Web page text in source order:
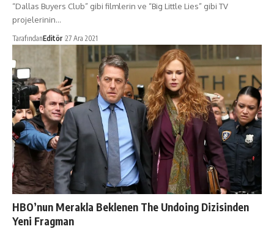
“Dallas Buyers Club” gibi filmlerin ve “Big Little Lies” gibi TV
projelerinin…
TarafındanEditör 27 Ara 2021
HBO’nun Merakla Beklenen The Undoing Dizisinden
Yeni Fragman